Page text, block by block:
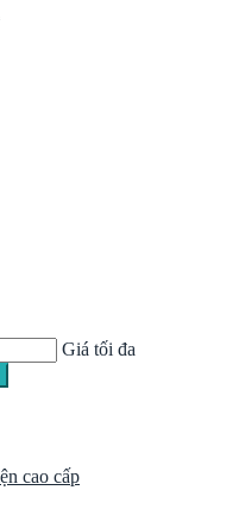
Giá tối đa